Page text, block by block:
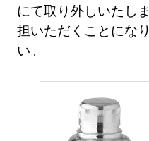
にて取り外しいたし
担いただくことにな
い。